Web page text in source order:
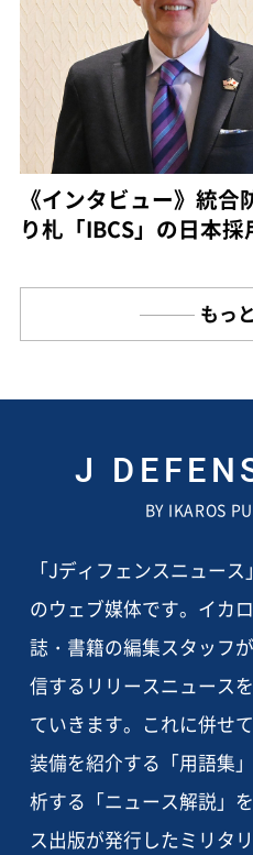
《インタビュー》統
り札「IBCS」の日本採
もっ
J
BY IKAROS
「Jディフェンスニュー
のウェブ媒体です。イカ
誌・書籍の編集スタッフ
信するリリースニュース
ていきます。これに併せ
装備を紹介する「用語集
析する「ニュース解説」
ス出版が発行したミリタ